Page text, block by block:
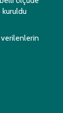
verilenlerin